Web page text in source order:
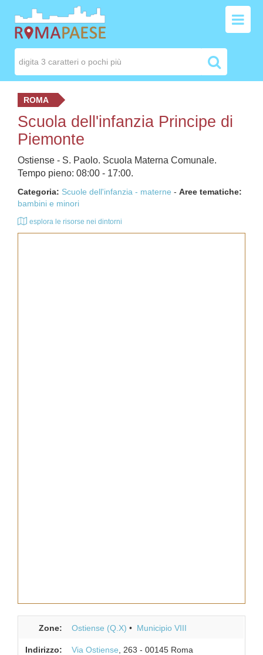
ROMA
Scuola dell'infanzia Principe di
Piemonte
Ostiense - S. Paolo. Scuola Materna Comunale.
Tempo pieno: 08:00 - 17:00.
Categoria: Scuole dell'infanzia - materne - Aree tematiche:
bambini e minori
esplora le risorse nei dintorni
Zone: Ostiense (Q.X) Municipio VIII
Indirizzo: Via Ostiense , 263 - 00145 Roma